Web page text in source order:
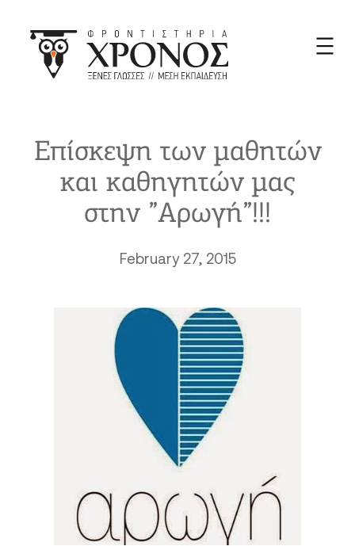
content
Επίσκεψη των μαθητών
και καθηγητών μας
στην ”Αρωγή”!!!
February 27, 2015